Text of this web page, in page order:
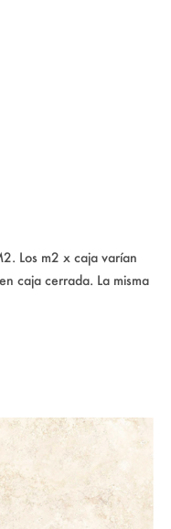
Los m2 x caja varían
caja cerrada. La misma